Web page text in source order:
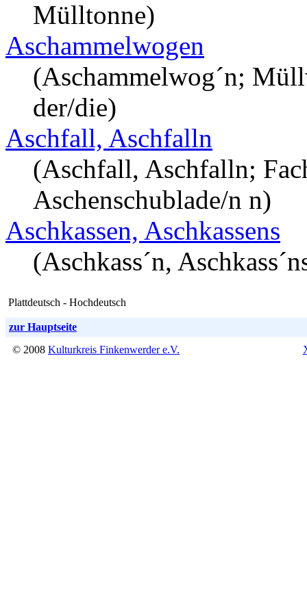
Mülltonne)
Aschammelwogen
(Aschammelwog´n;
der/die)
Aschfall, Aschfalln
(Aschfall, Aschfalln;
Aschenschublade/n n)
Aschkassen, Aschkassens
(Aschkass´n,
Plattdeutsch - Hochdeutsch
zur Hauptseite
© 2008 Kulturkreis Finkenwerder e.V.